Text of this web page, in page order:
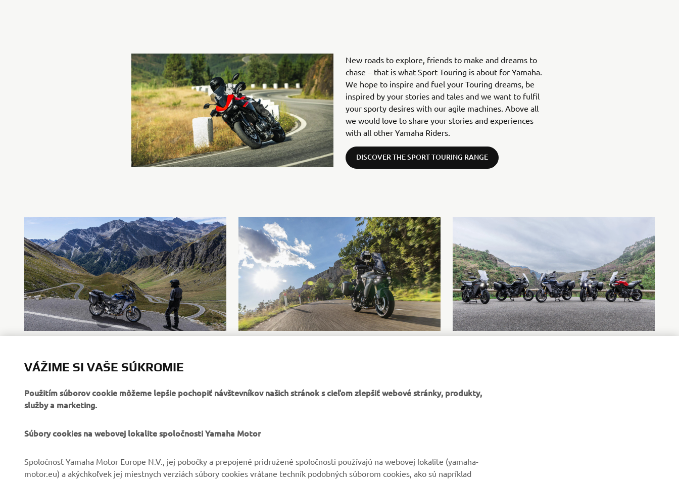
New roads to explore, friends to make and dreams to
chase – that is what Sport Touring is about for Yamaha.
We hope to inspire and fuel your Touring dreams, be
inspired by your stories and tales and we want to fulfil
your sporty desires with our agile machines. Above all
we would love to share your stories and experiences
with all other Yamaha Riders.
DISCOVER THE SPORT TOURING RANGE
FIREMNÉ STRÁNKY
Novinky
B2B
Úrady
VIAC YAMAHA
Yamaha Music
Rezervácia na servis
špeciálnych akciách, nových verziách a mnoho ďalšieho
VÁŽIME SI VAŠE SÚKROMIE
Použitím súborov cookie môžeme lepšie pochopiť návštevníkov našich stránok s cieľom zlepšiť webové stránky, produkty,
služby a marketing.
Súbory cookies na webovej lokalite spoločnosti Yamaha Motor
Spoločnosť Yamaha Motor Europe N.V., jej pobočky a prepojené pridružené spoločnosti používajú na webovej lokalite (yamaha-
motor.eu) a akýchkoľvek jej miestnych verziách súbory cookies vrátane techník podobných súborom cookies, ako sú napríklad